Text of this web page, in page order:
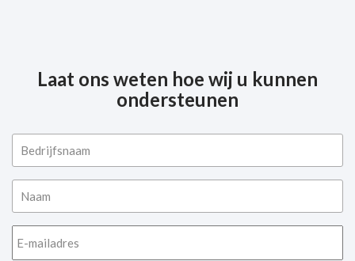
Laat ons weten hoe wij u kunnen
ondersteunen